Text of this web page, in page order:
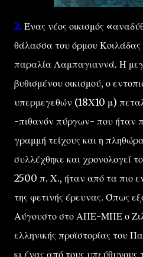
2. Ένας νέος οικισμός
θάλασσα του όρμου
παραλία Λαμπαγιαννά. Η
βυθισμένου οικισμού, ο
υπερμεγεθών (18Χ10 μ)
-πιθανόν πύργων- που ήταν
γραμμή τείχους και η
συλλέχθηκε και χρονολογεί
2500 π. Χ., ήταν από τα πιο
της φετινής έρευνας. Όπως
Αύγουστο στο ΑΠΕ-ΜΠΕ ο
ελληνικής προϊστορίας του
κι ένας από τους υπεύθυνους